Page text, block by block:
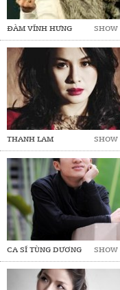
ĐÀM VĨNH HƯNG
THANH LAM
CA SĨ TÙNG DƯƠNG